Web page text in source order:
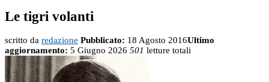
Le tigri volanti
scritto da redazione Pubblicato: 18 Agosto 2016Ultimo
aggiornamento: 5 Giugno 2026 501 letture totali